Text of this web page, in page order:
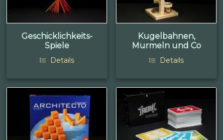
Geschicklichkeits-
Spiele
Details
Kugelbahnen,
Murmeln und Co
Details